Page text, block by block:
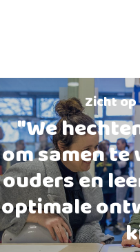
Zicht
"We
om samen
ouders en
optimale